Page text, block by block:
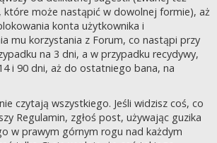
które może nastąpić w dowolnej formie), aż
konta użytkownika i
mu korzystania z Forum, co nastąpi przy
na 3 dni, a w przypadku recydywy,
i 90 dni, aż do ostatniego bana, na
czytają wszystkiego. Jeśli widzisz coś, co
Regulamin, zgłoś post, używając guzika
w prawym górnym rogu nad każdym